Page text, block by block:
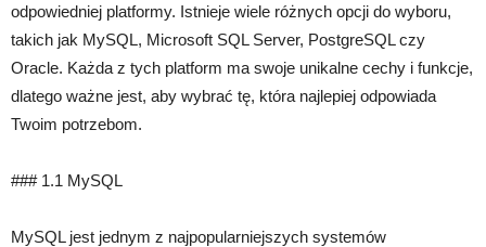
odpowiedniej platformy. Istnieje wiele różnych opcji do wyboru,
takich jak MySQL, Microsoft SQL Server, PostgreSQL czy
Oracle. Każda z tych platform ma swoje unikalne cechy i funkcje,
dlatego ważne jest, aby wybrać tę, która najlepiej odpowiada
Twoim potrzebom.
### 1.1 MySQL
MySQL jest jednym z najpopularniejszych systemów